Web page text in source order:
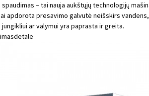
spaudimas – tai nauja aukštųjų technologijų
apdorota presavimo galvutė neišskirs
jungikliui ar valymui yra paprasta ir greita.
detalė